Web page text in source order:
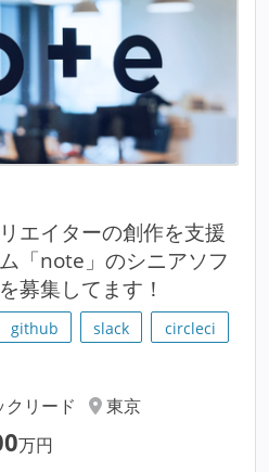
エイターの創作を支援
「note」のシニアソフ
募集してます！
github slack
circleci
クリード
東京
万円